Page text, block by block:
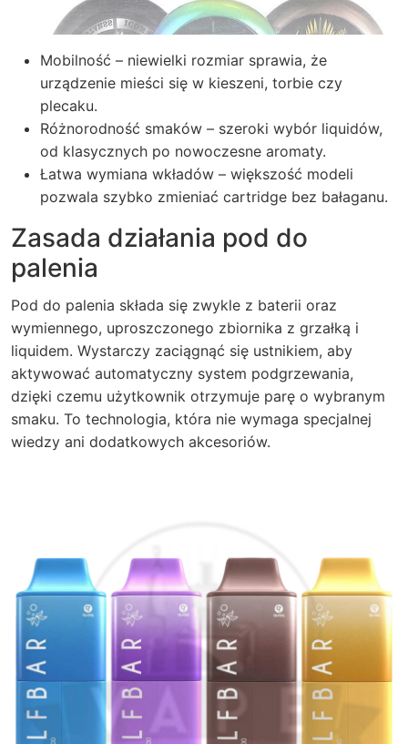
Mobilność – niewielki rozmiar sprawia, że
urządzenie mieści się w kieszeni, torbie czy
plecaku.
Różnorodność smaków – szeroki wybór liquidów,
od klasycznych po nowoczesne aromaty.
Łatwa wymiana wkładów – większość modeli
pozwala szybko zmieniać cartridge bez bałaganu.
Zasada działania pod do
palenia
Pod do palenia składa się zwykle z baterii oraz
wymiennego, uproszczonego zbiornika z grzałką i
liquidem. Wystarczy zaciągnąć się ustnikiem, aby
aktywować automatyczny system podgrzewania,
dzięki czemu użytkownik otrzymuje parę o wybranym
smaku. To technologia, która nie wymaga specjalnej
wiedzy ani dodatkowych akcesoriów.